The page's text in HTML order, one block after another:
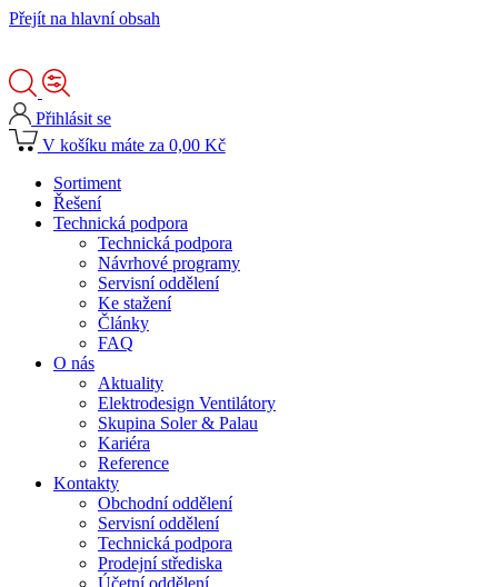
Přejít na hlavní obsah
Přihlásit se
V košíku máte za 0,00 Kč
Sortiment
Řešení
Technická podpora
Technická podpora
Návrhové programy
Servisní oddělení
Ke stažení
Články
FAQ
O nás
Aktuality
Elektrodesign Ventilátory
Skupina Soler & Palau
Kariéra
Reference
Kontakty
Obchodní oddělení
Servisní oddělení
Technická podpora
Prodejní střediska
Účetní oddělení